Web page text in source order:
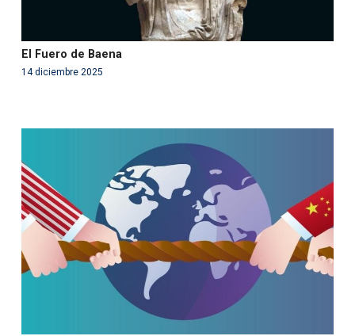
El Fuero de Baena
14 diciembre 2025
: Use of undefined constant php - assumed
'php' (this will throw an Error in a future version of PHP)
in/var/www/acami.es/wp-
content/themes/fundcami/page-publicaciones.php
on line99